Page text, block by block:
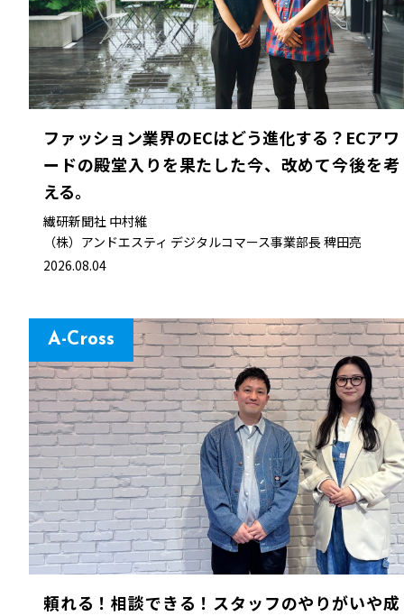
ファッション業界のECはどう進化する？ECアワ
ードの殿堂入りを果たした今、改めて今後を考
える。
繊研新聞社 中村維
（株）アンドエスティ デジタルコマース事業部長 稗田亮
2026.08.04
頼れる！相談できる！スタッフのやりがいや成
A-Cross